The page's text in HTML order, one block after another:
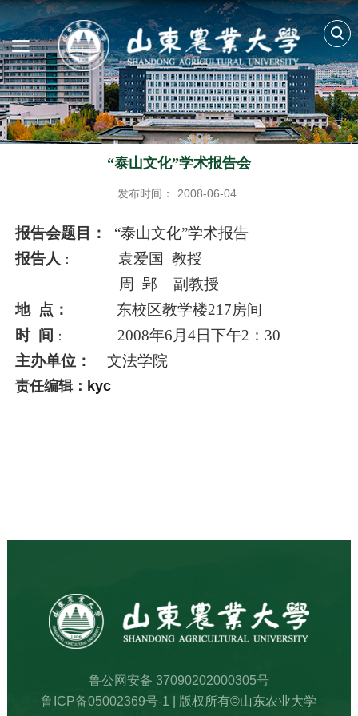
“泰山文化”学术报告会
发布时间： 2008-06-04
报告会题目：
“泰山文化”学术报告
报告人 ： 袁爱国
教授
周
郢
副教授
地 点： 东校区教学楼217房间
时 间 ： 2008年6 月 4日下午2 ： 30
主办单位：
文法学院
责任编辑： kyc
鲁公网安备 37090202000305号
鲁ICP备05002369号-1 | 版权所有©山东农业大学